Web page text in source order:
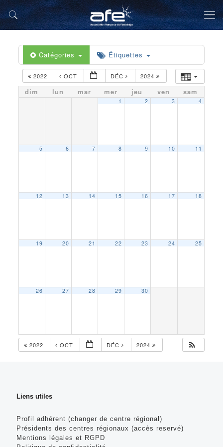
Catégories Étiquettes
2022 OCT DÉC 2024
dim lun mar mer jeu ven sam
1 2 3 4
5 6 7 8 9 10 11
12 13 14 15 16 17 18
19 20 21 22 23 24 25
26 27 28 29 30
2022 OCT DÉC 2024
Liens utiles
Profil adhérent (changer de centre régional)
Présidents des centres régionaux (accès reservé)
Mentions légales et RGPD